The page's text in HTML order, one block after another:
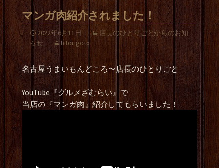
マンガ肉紹介されました！
2022年6月11日
店長のひとりごとからのお知
らせ
hitorigoto
名古屋うまいもんどころ〜店長のひとりごと
YouTube『グルメざむらい』で
当店の『マンガ肉』紹介してもらいました！